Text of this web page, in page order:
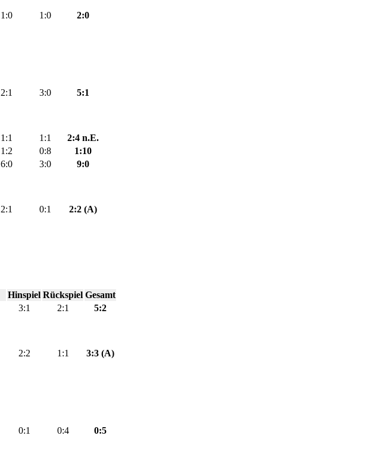
1:0 1:0 2:0
2:1 3:0 5:1
1:1 1:1
2:4 n.E.
1:2 0:8
1:10
6:0 3:0
9:0
2:1 0:1 2:2 (A)
Hinspiel Rückspiel Gesamt
3:1 2:1
5:2
2:2 1:1 3:3 (A)
0:1 0:4 0:5